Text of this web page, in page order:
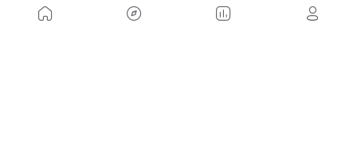
de carga total de entrenamiento, la discusión sigue